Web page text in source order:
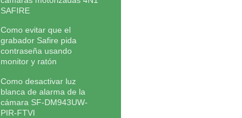
SAFIRE
Como evitar que el
grabador Safire pida
contraseña usando
monitor y ratón
Como desactivar luz
blanca de alarma de la
cámara SF-DM943UW-
PIR-FTVI